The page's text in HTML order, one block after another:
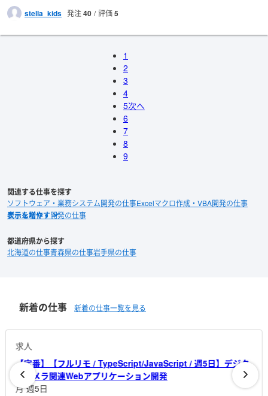
stella_kids 発注40 評価5
1
2
3
4
5
6
7
8
9
次へ
関連する仕事を探す
ソフトウェア・業務システム開発の仕事Excelマクロ作成・VBA開発の仕事
ゲーム制作・開発の仕事
都道府県から探す
北海道の仕事青森県の仕事岩手県の仕事
新着の仕事 新着の仕事一覧を見る
求人
【定番】【リモート相談可 / Go / 週5日】自社運用型広告管理
プラットフォーム開発
月 週5日